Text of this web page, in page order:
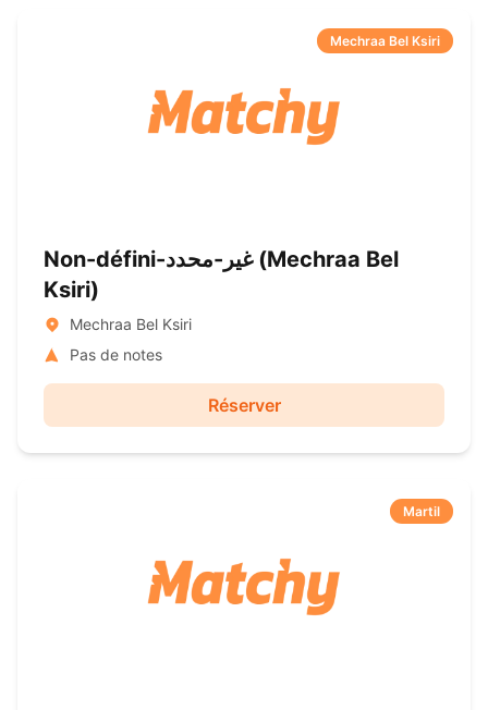
Mechraa Bel Ksiri
Non-défini-غير-محدد ( Mechraa Bel
Ksiri)
Mechraa Bel Ksiri
Pas de notes
Réserver
Martil